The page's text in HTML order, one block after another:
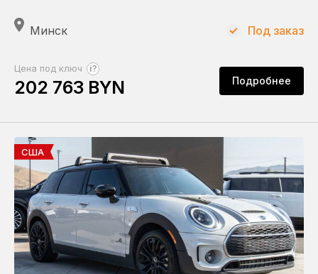
Минск
Цена под ключ ?
202 763 BYN Подробнее
Под заказ
США